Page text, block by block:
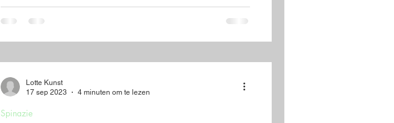
Spinazie
Lotte Kunst
17 sep 2023
4 minuten om te lezen